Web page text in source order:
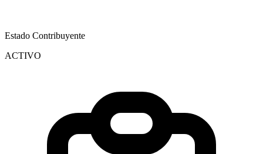
Estado Contribuyente
ACTIVO